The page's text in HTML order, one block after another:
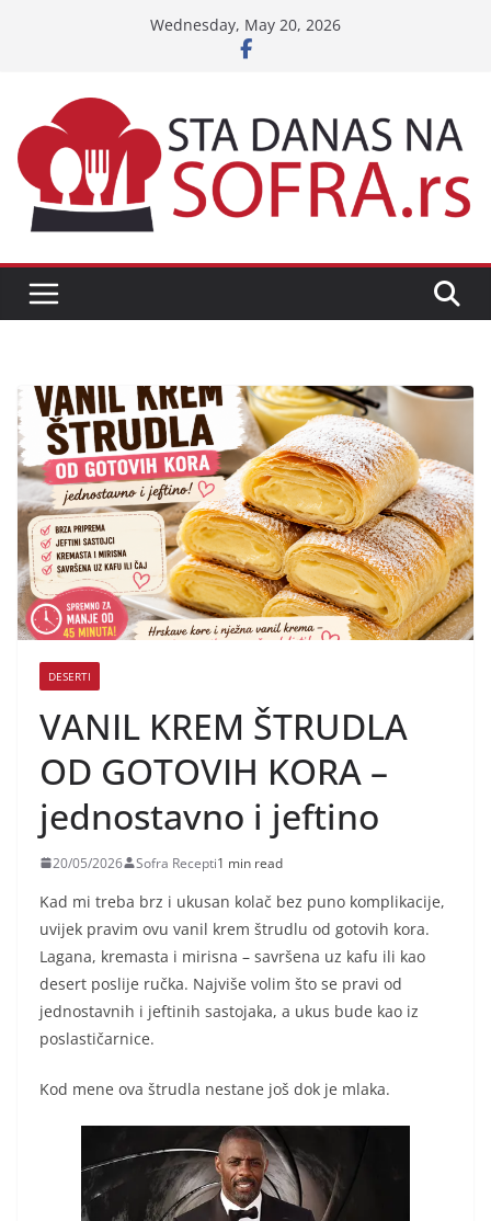
Wednesday, May 20, 2026
DESERTI
VANIL KREM ŠTRUDLA
OD GOTOVIH KORA –
jednostavno i jeftino
20/05/2026 Sofra Recepti1 min read
Kad mi treba brz i ukusan kolač bez puno komplikacije,
uvijek pravim ovu vanil krem štrudlu od gotovih kora.
Lagana, kremasta i mirisna – savršena uz kafu ili kao
desert poslije ručka. Najviše volim što se pravi od
jednostavnih i jeftinih sastojaka, a ukus bude kao iz
poslastičarnice.
Kod mene ova štrudla nestane još dok je mlaka.